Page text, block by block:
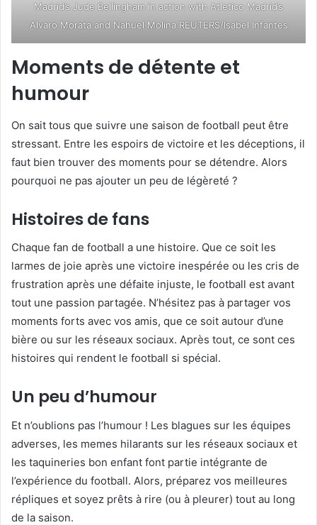
Madrid’s Jude Bellingham in action with Atletico Madrid’s
Alvaro Morata and Nahuel Molina REUTERS/Isabel Infantes
Moments de détente et
humour
On sait tous que suivre une saison de football peut être
stressant. Entre les espoirs de victoire et les déceptions, il
faut bien trouver des moments pour se détendre. Alors
pourquoi ne pas ajouter un peu de légèreté ?
Histoires de fans
Chaque fan de football a une histoire. Que ce soit les
larmes de joie après une victoire inespérée ou les cris de
frustration après une défaite injuste, le football est avant
tout une passion partagée. N’hésitez pas à partager vos
moments forts avec vos amis, que ce soit autour d’une
bière ou sur les réseaux sociaux. Après tout, ce sont ces
histoires qui rendent le football si spécial.
Un peu d’humour
Et n’oublions pas l’humour ! Les blagues sur les équipes
adverses, les memes hilarants sur les réseaux sociaux et
les taquineries bon enfant font partie intégrante de
l’expérience du football. Alors, préparez vos meilleures
répliques et soyez prêts à rire (ou à pleurer) tout au long
de la saison.